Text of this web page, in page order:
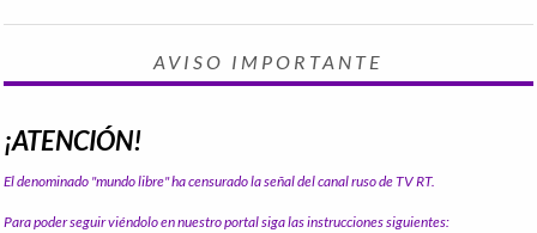
AVISO IMPORTANTE
¡ATENCIÓN!
El denominado "mundo libre" ha censurado la señal del canal ruso de TV RT.
Para poder seguir viéndolo en nuestro portal siga las instrucciones siguientes: